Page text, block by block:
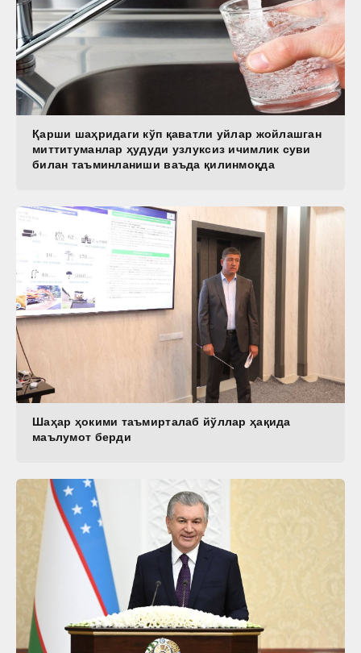
Қарши шаҳридаги кўп қаватли уйлар жойлашган
миттитуманлар ҳудуди узлуксиз ичимлик суви
билан таъминланиши ваъда қилинмоқда
Шаҳар ҳокими таъмирталаб йўллар ҳақида
маълумот берди